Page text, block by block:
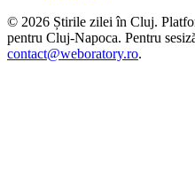
© 2026 Știrile zilei în Cluj.
pentru Cluj-Napoca. Pentru
contact@weboratory.ro.